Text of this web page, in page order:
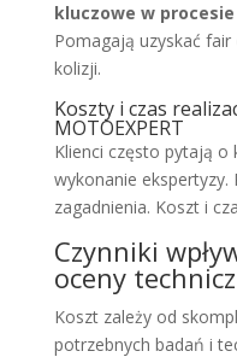
kluczowe w
Pomagają uzyskać fair
kolizji.
Koszty i czas
MOTOEXPERT
Klienci często pytają o
wykonanie
zagadnienia. Koszt i
Czynniki
oceny
Koszt zależy od
potrzebnych badań i